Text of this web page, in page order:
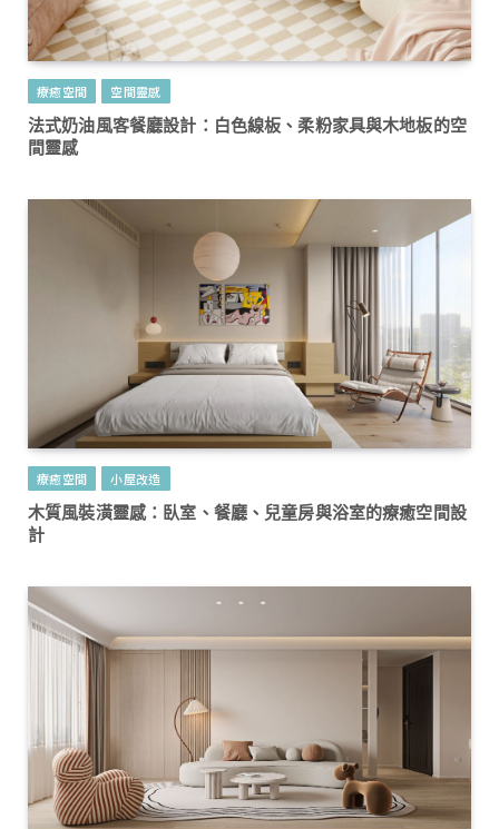
療癒空間
空間靈感
法式奶油風客餐廳設計：白色線板、柔粉家具與木地板的空
間靈感
療癒空間
小屋改造
木質風裝潢靈感：臥室、餐廳、兒童房與浴室的療癒空間設
計